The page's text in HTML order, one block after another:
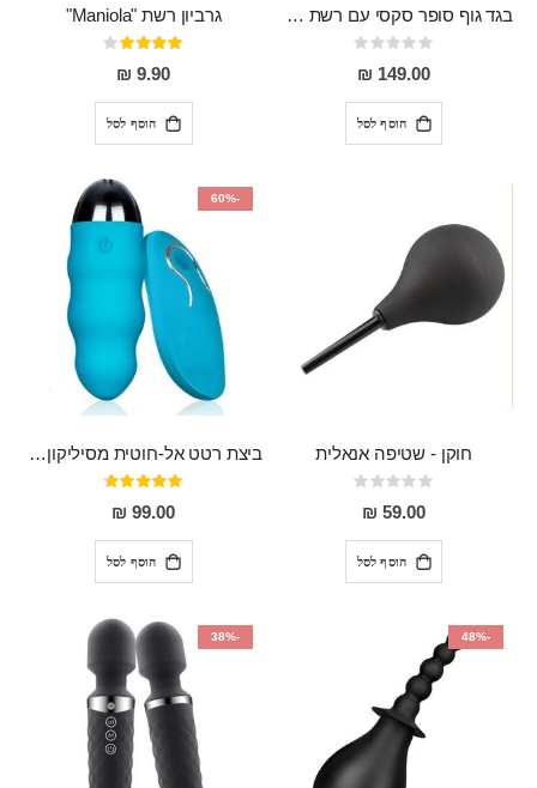
בגד גוף סופר סקסי עם רשת שקופה בחזה ושרשרות מלמעלה וריצרץ מלמטה Pan במפשעה
Rating:
0%
149.00 ₪
הוסף לסל
גרביון רשת "Maniola"
דירוג:
80%
9.90 ₪
הוסף לסל
חוקן - שטיפה אנאלית
Rating:
0%
59.00 ₪
הוסף לסל
-60%
ביצת רטט אל-חוטית מסיליקון רפואי בגודל של 8 ס"מ ורוחב 3 ס"מ בעלת 20 מהירויות שונות "ENKI"
דירוג:
93%
99.00 ₪
הוסף לסל
-48%
-38%